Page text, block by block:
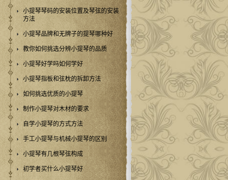
小提琴琴码的安装位置及琴弦的安装
方法
小提琴品牌和无牌子的提琴哪种好
教你如何挑选分辨小提琴的品质
小提琴好学吗如何学好
小提琴指板和弦枕的拆卸方法
如何挑选优质的小提琴
制作小提琴对木材的要求
自学小提琴的方式方法
手工小提琴与机械小提琴的区别
小提琴有几根琴弦构成
初学者买什么小提琴好